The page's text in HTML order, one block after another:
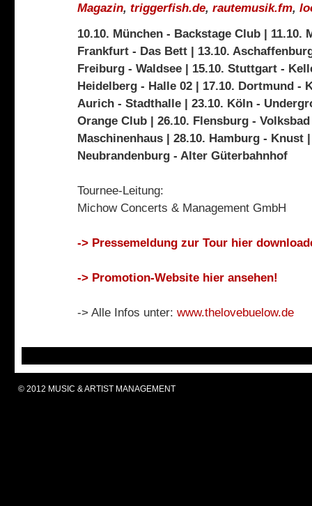
Magazin, triggerfish.de, rautemusik.fm,
10.10. München - Backstage Club | 11.10.
Frankfurt - Das Bett | 13.10.
Freiburg - Waldsee | 15.10. Stuttgart -
Heidelberg - Halle 02 | 17.10. Dortmund -
Aurich - Stadthalle | 23.10. Köln -
Orange Club | 26.10. Flensburg -
Maschinenhaus | 28.10. Hamburg - Knust |
Neubrandenburg - Alter Güterbahnhof
Tournee-Leitung:
Michow Concerts & Management GmbH
-> Pressemeldung zur Tour hier
-> Promotion-Website hier ansehen!
-> Alle Infos unter: www.thelovebuelow.de
© 2012 MUSIC & ARTIST MANAGEMENT